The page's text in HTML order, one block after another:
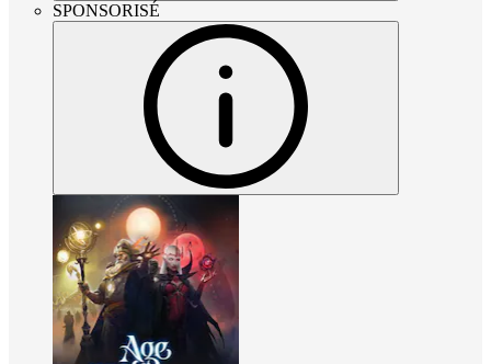
SPONSORISÉ